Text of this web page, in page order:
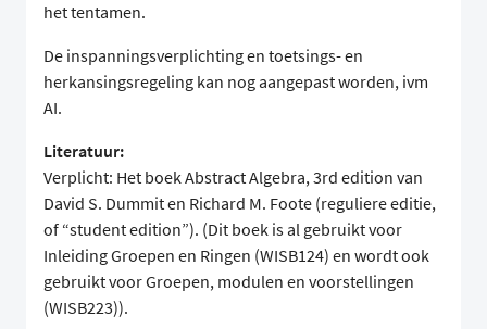
het tentamen.
De inspanningsverplichting en toetsings- en
herkansingsregeling kan nog aangepast worden, ivm
AI.
Literatuur:
Verplicht: Het boek Abstract Algebra, 3rd edition van
David S. Dummit en Richard M. Foote (reguliere editie,
of “student edition”). (Dit boek is al gebruikt voor
Inleiding Groepen en Ringen (WISB124) en wordt ook
gebruikt voor Groepen, modulen en voorstellingen
(WISB223)).